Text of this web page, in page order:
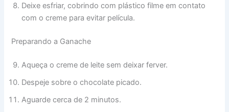
Deixe esfriar, cobrindo com plástico filme em contato
com o creme para evitar película.
Preparando a Ganache
Aqueça o creme de leite sem deixar ferver.
Despeje sobre o chocolate picado.
Aguarde cerca de 2 minutos.